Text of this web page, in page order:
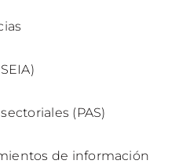
(PAS)
de información